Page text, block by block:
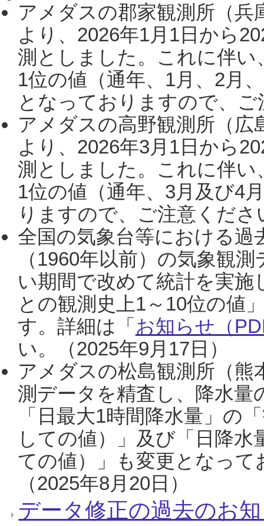
アメダスの郡家観測所（
より、2026年1月1日から
測としました。これに伴い
1位の値（通年、1月、2月
となっておりますので、
アメダスの高野観測所（
より、2026年3月1日から
測としました。これに伴い
1位の値（通年、3月及び4
りますので、ご注意くだ
全国の気象台等における過
（1960年以前）の気象観
い期間で改めて統計を実
との観測史上1～10位の値
す。詳細は「 お知らせ（
い。（2025年9月17日）
アメダスの松島観測所（熊
測データを精査し、降水
「日最大1時間降水量」の
しての値）」及び「日降
ての値）」も変更となっ
（2025年8月20日）
データ修正の過去のお